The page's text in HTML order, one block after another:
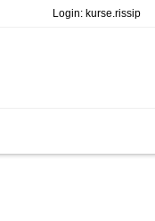
Login: kurse.rissip